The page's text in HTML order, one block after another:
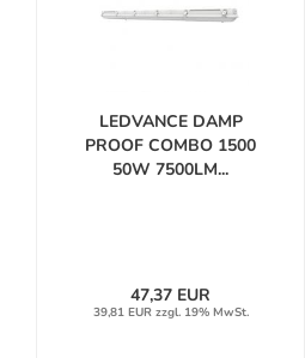
LEDVANCE DAMP
PROOF COMBO 1500
50W 7500LM...
47,37 EUR
39,81 EUR zzgl. 19% MwSt.